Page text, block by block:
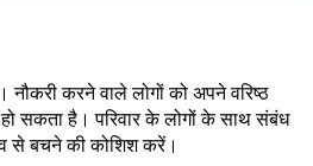
करने वाले लोगों को अपने वरिष्ठ
सकता है। परिवार के लोगों के साथ संबंध
से बचने की कोशिश करें।